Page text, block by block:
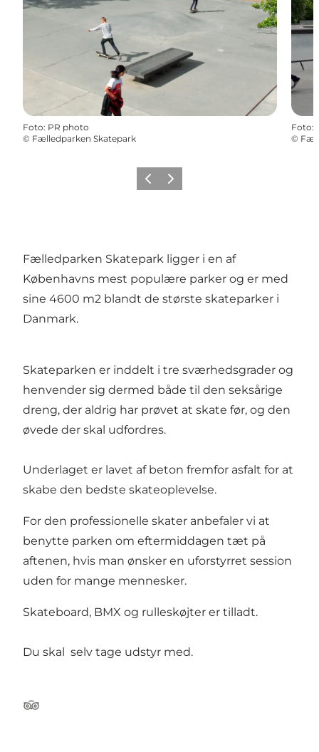
Foto: PR photo
© Fælledparken Skatepark
Foto:
©
ForrigeNæste
Fælledparken Skatepark ligger i en af
Københavns mest populære parker og er med
sine 4600 m2 blandt de største skateparker i
Danmark.
Skateparken er inddelt i tre sværhedsgrader og
henvender sig dermed både til den seksårige
dreng, der aldrig har prøvet at skate før, og den
øvede der skal udfordres.
Underlaget er lavet af beton fremfor asfalt for at
skabe den bedste skateoplevelse.
For den professionelle skater anbefaler vi at
benytte parken om eftermiddagen tæt på
aftenen, hvis man ønsker en uforstyrret session
uden for mange mennesker.
Skateboard, BMX og rulleskøjter er tilladt.
Du skal selv tage udstyr med.
Tripadvisor